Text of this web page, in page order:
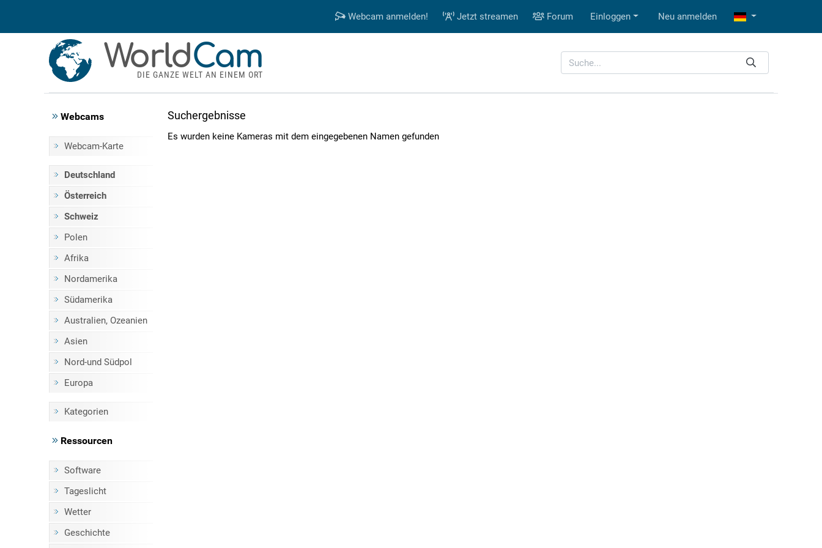
Webcam anmelden! Jetzt streamen Forum Einloggen Neu anmelden
WorldCam
DIE GANZE WELT AN EINEM ORT
Webcams
Webcam-Karte
Deutschland
Österreich
Schweiz
Polen
Afrika
Nordamerika
Südamerika
Australien, Ozeanien
Asien
Nord-und Südpol
Europa
Kategorien
Ressourcen
Software
Tageslicht
Wetter
Geschichte
Suchergebnisse
Es wurden keine Kameras mit dem eingegebenen Namen gefunden